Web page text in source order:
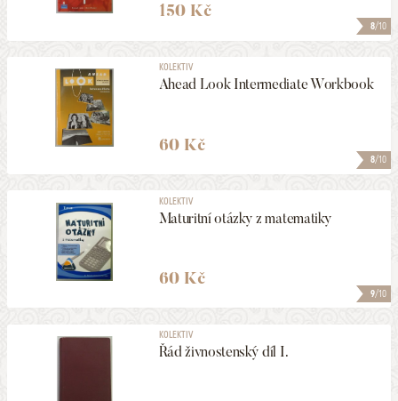
8/10
150 Kč
8/10
KOLEKTIV
Ahead Look Intermediate Workbook
60 Kč
9/10
KOLEKTIV
Maturitní otázky z matematiky
60 Kč
KOLEKTIV
Řád živnostenský díl I.